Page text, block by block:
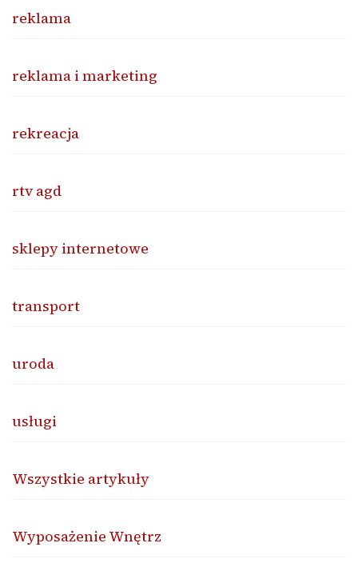
reklama
reklama i marketing
rekreacja
rtv agd
sklepy internetowe
transport
uroda
usługi
Wszystkie artykuły
Wyposażenie Wnętrz